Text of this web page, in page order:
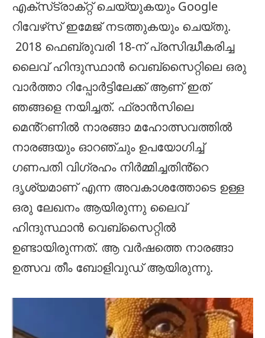
എക്‌സ്‌ട്രാക്‌റ്റ് ചെയ്യുകയും Google
റിവേഴ്‌സ് ഇമേജ് നടത്തുകയും ചെയ്തു.
2018 ഫെബ്രുവരി 18-ന് പ്രസിദ്ധീകരിച്ച
ലൈവ് ഹിന്ദുസ്ഥാൻ വെബ്‌സൈറ്റിലെ ഒരു
വാർത്താ റിപ്പോർട്ടിലേക്ക് ആണ് ഇത്
ഞങ്ങളെ നയിച്ചത്. ഫ്രാൻസിലെ
മെൻ്റണിൽ നാരങ്ങാ മഹോത്സവത്തിൽ
നാരങ്ങയും ഓറഞ്ചും ഉപയോഗിച്ച്
ഗണപതി വിഗ്രഹം നിർമ്മിച്ചതിൻ്റെ
ദൃശ്യമാണ് എന്ന അവകാശത്തോടെ ഉള്ള
ഒരു ലേഖനം ആയിരുന്നു ലൈവ്
ഹിന്ദുസ്ഥാൻ വെബ്‌സൈറ്റിൽ
ഉണ്ടായിരുന്നത്. ആ വർഷത്തെ നാരങ്ങാ
ഉത്സവ തീം ബോളിവുഡ് ആയിരുന്നു.